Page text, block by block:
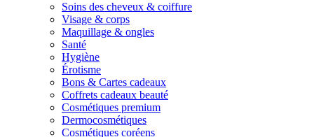
Soins des cheveux & coiffure
Visage & corps
Maquillage & ongles
Santé
Hygiène
Érotisme
Bons & Cartes cadeaux
Coffrets cadeaux beauté
Cosmétiques premium
Dermocosmétiques
Cosmétiques coréens